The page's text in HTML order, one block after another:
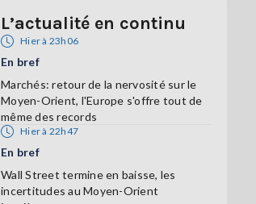
L’actualité en continu
Hier à 23h06
En bref
Marchés: retour de la nervosité sur le
Moyen-Orient, l'Europe s'offre tout de
même des records
Hier à 22h47
En bref
Wall Street termine en baisse, les
incertitudes au Moyen-Orient